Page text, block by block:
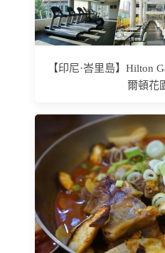
【印尼·峇里島】Hilton
爾頓花